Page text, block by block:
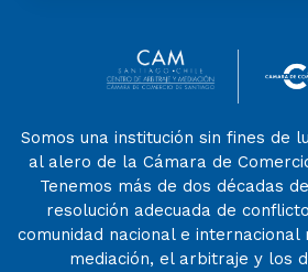
Somos una institución sin fines de
al alero de la Cámara de
Tenemos más de dos décadas
resolución adecuada de
comunidad nacional e internacional
mediación, el arbitraje y los